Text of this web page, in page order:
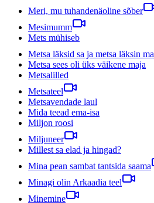
Meri, mu tuhandenäoline sõber
Mesimumm
Mets mühiseb
Metsa läksid sa ja metsa läksin ma
Metsa sees oli üks väikene maja
Metsalilled
Metsateel
Metsavendade laul
Mida teead ema-isa
Miljon roosi
Miljuneer
Millest sa elad ja hingad?
Mina pean sambat tantsida saama
Minagi olin Arkaadia teel
Minemine